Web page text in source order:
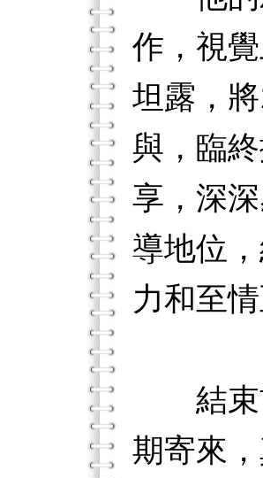
作，視
坦露，
與，臨
享，深
導地位
力和至
結束前
期寄來